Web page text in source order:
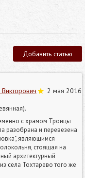
Добавить статью
2 мая 2016
с храмом Троицы
разобрана и перевезена
являющимся
стоящая на
архитектурный
села Тохтарево того же